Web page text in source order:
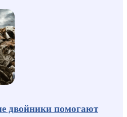
двойники помогают